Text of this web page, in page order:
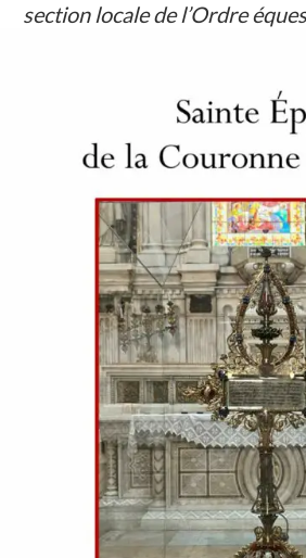
section locale de l’Ordre